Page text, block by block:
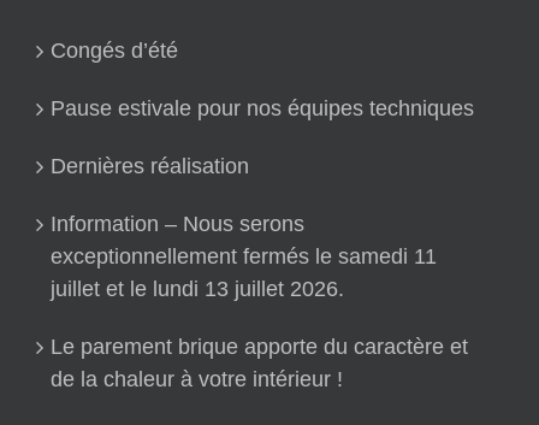
Congés d’été
Pause estivale pour nos équipes techniques
Dernières réalisation
Information – Nous serons
exceptionnellement fermés le samedi 11
juillet et le lundi 13 juillet 2026.
Le parement brique apporte du caractère et
de la chaleur à votre intérieur !